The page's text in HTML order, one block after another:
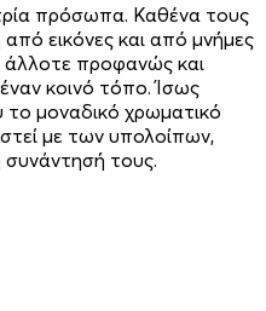
πρόσωπα. Καθένα τους
από εικόνες και από µνήµες
άλλοτε προφανώς και
κοινό τόπο. Ίσως
µοναδικό χρωµατικό
µε των υπολοίπων,
συνάντησή τους.